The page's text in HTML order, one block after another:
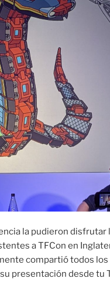
la pudieron disfrutar
a TFCon en
compartió todos los
presentación desde tu